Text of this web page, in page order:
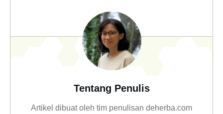
Tentang Penulis
Artikel dibuat oleh tim penulisan deherba.com